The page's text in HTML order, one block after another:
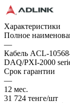
Характеристики
Полное
—
Кабель ACL-
DAQ/PXI-2000
Срок гарантии
—
12 мес.
31 724 тенге/шт